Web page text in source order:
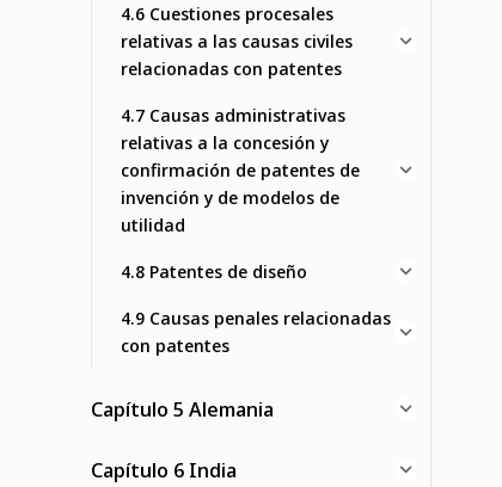
4.6 Cuestiones procesales
relativas a las causas civiles
relacionadas con patentes
4.7 Causas administrativas
relativas a la concesión y
confirmación de patentes de
invención y de modelos de
utilidad
4.8 Patentes de diseño
4.9 Causas penales relacionadas
con patentes
Capítulo 5 Alemania
Capítulo 6 India